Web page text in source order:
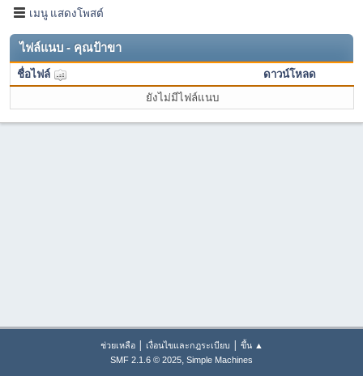
เมนู แสดงโพสต์
ไฟล์แนบ - คุณป้าขา
ชื่อไฟล์
ดาวน์โหลด
ยังไม่มีไฟล์แนบ
ช่วยเหลือ| เงื่อนไขและกฎระเบียบ | ขึ้น ▲
SMF 2.1.6 © 2025, Simple Machines